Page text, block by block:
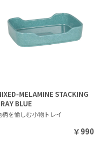
MELAMINE STACKING
BLUE
柄を愉しむ小物トレイ
￥990